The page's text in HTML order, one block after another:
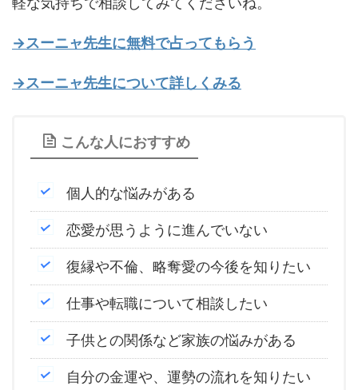
→スーニャ先生に無料で占ってもらう
→スーニャ先生について詳しくみる
こんな人におすすめ
個人的な悩みがある
恋愛が思うように進んでいない
復縁や不倫、略奪愛の今後を知りたい
仕事や転職について相談したい
子供との関係など家族の悩みがある
自分の金運や、運勢の流れを知りたい